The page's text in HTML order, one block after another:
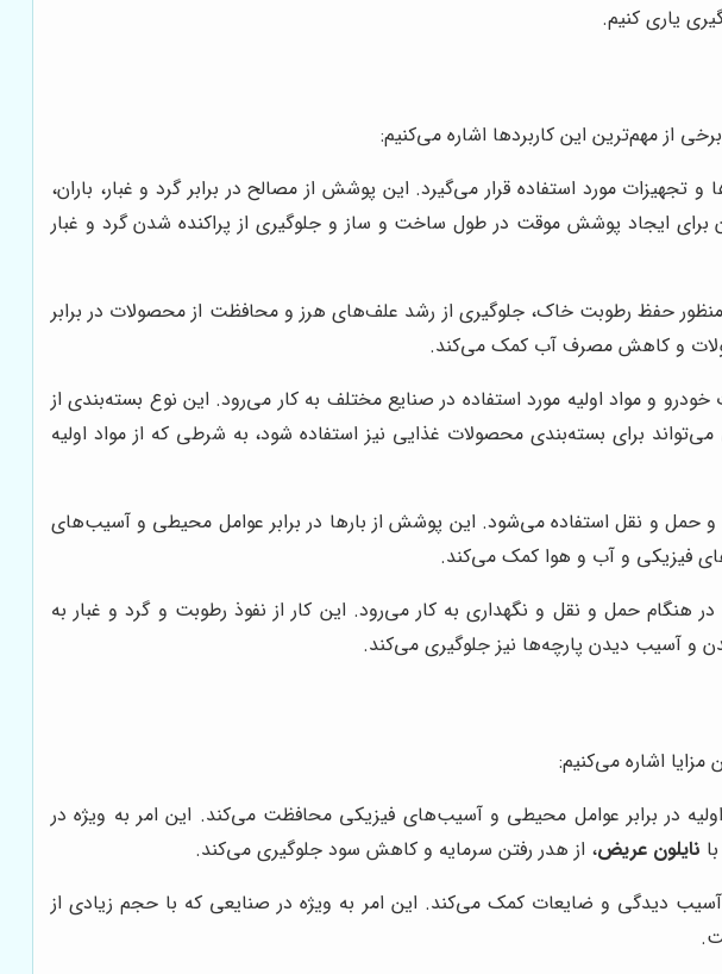
یاری کنیم.
از مهم‌ترین این کاربردها اشاره می‌کنیم:
مورد استفاده قرار می‌گیرد. این پوشش از مصالح در برابر گرد و غبار، باران،
ایجاد پوشش موقت در طول ساخت و ساز و جلوگیری از پراکنده شدن گرد و غبار
حفظ رطوبت خاک، جلوگیری از رشد علف‌های هرز و محافظت از محصولات در برابر
و کاهش مصرف آب کمک می‌کند.
و مواد اولیه مورد استفاده در صنایع مختلف به کار می‌رود. این نوع بسته‌بندی از
می‌تواند برای بسته‌بندی محصولات غذایی نیز استفاده شود، به شرطی که از مواد اولیه
حمل و نقل استفاده می‌شود. این پوشش از بارها در برابر عوامل محیطی و آسیب‌های
فیزیکی و آب و هوا کمک می‌کند.
حمل و نقل و نگهداری به کار می‌رود. این کار از نفوذ رطوبت و گرد و غبار به
و آسیب دیدن پارچه‌ها نیز جلوگیری می‌کند.
اشاره می‌کنیم:
در برابر عوامل محیطی و آسیب‌های فیزیکی محافظت می‌کند. این امر به ویژه در
نایلون عریض، از هدر رفتن سرمایه و کاهش سود جلوگیری می‌کند.
دیدگی و ضایعات کمک می‌کند. این امر به ویژه در صنایعی که با حجم زیادی از